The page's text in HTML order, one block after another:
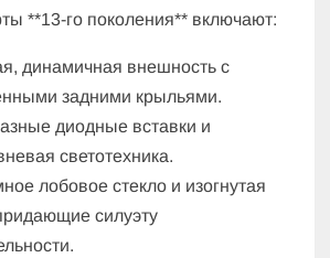
**13-го поколения** включают:
динамичная внешность с
задними крыльями.
диодные вставки и
светотехника.
лобовое стекло и изогнутая
силуэту